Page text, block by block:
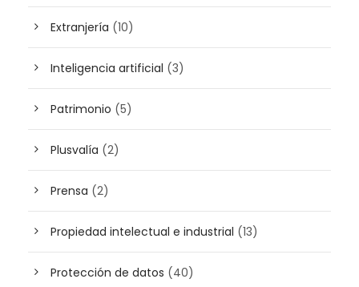
Extranjería (10)
Inteligencia artificial (3)
Patrimonio (5)
Plusvalía (2)
Prensa (2)
Propiedad intelectual e industrial (13)
Protección de datos (40)